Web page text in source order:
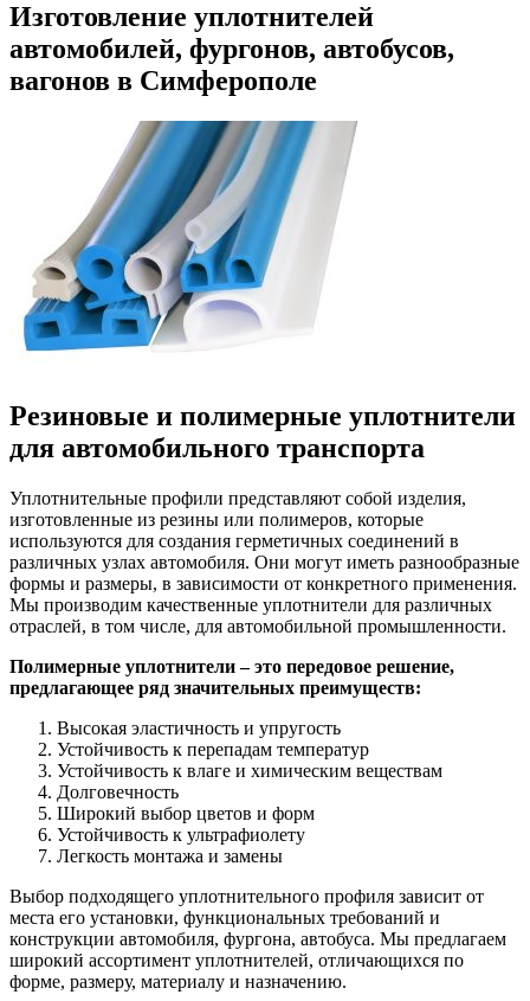
Изготовление уплотнителей
автомобилей, фургонов, автобусов,
вагонов в Симферополе
Резиновые и полимерные уплотнители
для автомобильного транспорта
Уплотнительные профили представляют собой изделия,
изготовленные из резины или полимеров, которые
используются для создания герметичных соединений в
различных узлах автомобиля. Они могут иметь разнообразные
формы и размеры, в зависимости от конкретного применения.
Мы производим качественные уплотнители для различных
отраслей, в том числе, для автомобильной промышленности.
Полимерные уплотнители – это передовое решение,
предлагающее ряд значительных преимуществ:
Высокая эластичность и упругость
Устойчивость к перепадам температур
Устойчивость к влаге и химическим веществам
Долговечность
Широкий выбор цветов и форм
Устойчивость к ультрафиолету
Легкость монтажа и замены
Выбор подходящего уплотнительного профиля зависит от
места его установки, функциональных требований и
конструкции автомобиля, фургона, автобуса. Мы предлагаем
широкий ассортимент уплотнителей, отличающихся по
форме, размеру, материалу и назначению.